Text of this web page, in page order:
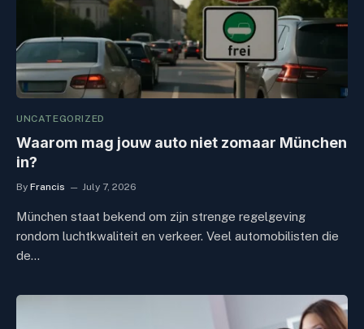
UNCATEGORIZED
Waarom mag jouw auto niet zomaar München
in?
By Francis July 7, 2026
München staat bekend om zijn strenge regelgeving
rondom luchtkwaliteit en verkeer. Veel automobilisten die
de…